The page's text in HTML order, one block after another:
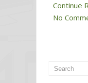
Continue
No